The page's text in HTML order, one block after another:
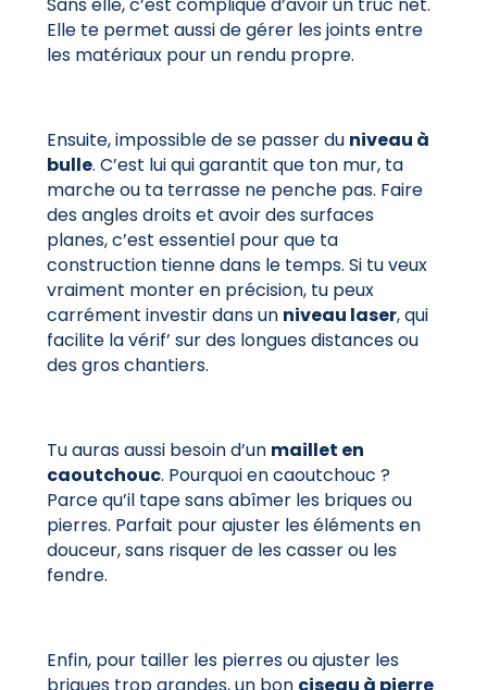
Elle te permet aussi de gérer les joints entre
les matériaux pour un rendu propre.
Ensuite, impossible de se passer du niveau à
bulle. C’est lui qui garantit que ton mur, ta
marche ou ta terrasse ne penche pas. Faire
des angles droits et avoir des surfaces
planes, c’est essentiel pour que ta
construction tienne dans le temps. Si tu veux
vraiment monter en précision, tu peux
carrément investir dans un niveau laser, qui
facilite la vérif’ sur des longues distances ou
des gros chantiers.
Tu auras aussi besoin d’un maillet en
caoutchouc. Pourquoi en caoutchouc ?
Parce qu’il tape sans abîmer les briques ou
pierres. Parfait pour ajuster les éléments en
douceur, sans risquer de les casser ou les
fendre.
Enfin, pour tailler les pierres ou ajuster les
briques trop grandes, un bon ciseau à pierre